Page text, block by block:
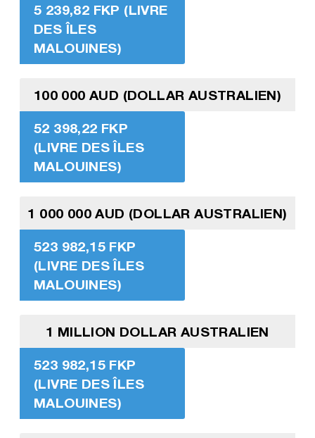
5 239,82 FKP (LIVRE
DES ÎLES
MALOUINES)
100 000 AUD (DOLLAR AUSTRALIEN)
52 398,22 FKP
(LIVRE DES ÎLES
MALOUINES)
1 000 000 AUD (DOLLAR AUSTRALIEN)
523 982,15 FKP
(LIVRE DES ÎLES
MALOUINES)
1 MILLION DOLLAR AUSTRALIEN
523 982,15 FKP
(LIVRE DES ÎLES
MALOUINES)